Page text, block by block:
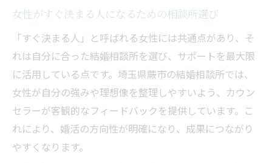
女性がすぐ決まる人になるための相談所選び
「すぐ決まる人」と呼ばれる女性には共通点があり、そ
れは自分に合った結婚相談所を選び、サポートを最大限
に活用している点です。埼玉県蕨市の結婚相談所では、
女性が自分の強みや理想像を整理しやすいよう、カウン
セラーが客観的なフィードバックを提供しています。こ
れにより、婚活の方向性が明確になり、成果につながり
やすくなります。